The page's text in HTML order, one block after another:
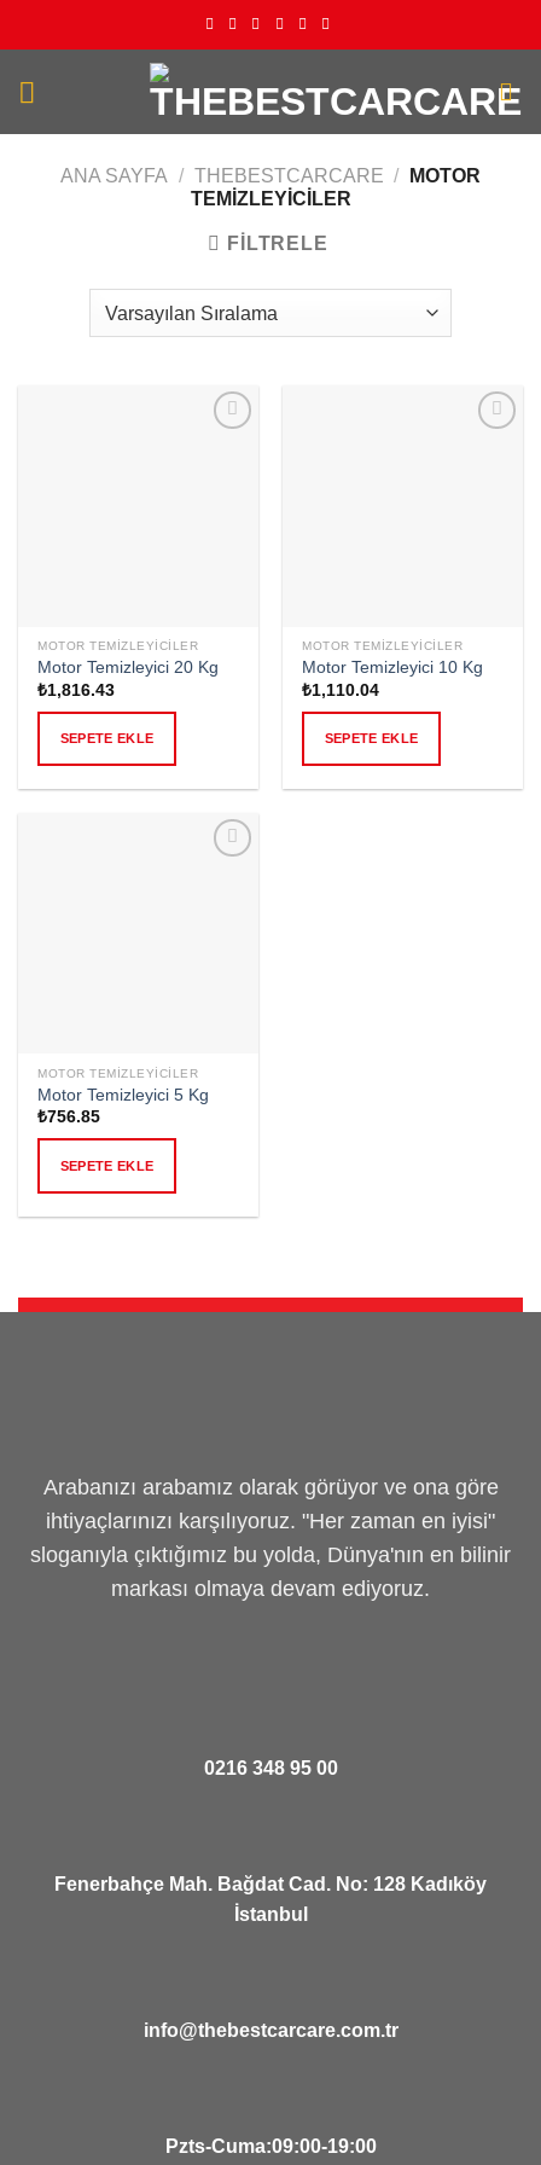
atla
ANA SAYFA / THEBESTCARCARE /
MOTOR
TEMIZLEYICILER
FILTRELE
MOTOR TEMIZLEYICILER
Motor Temizleyici 20 Kg
₺1,816.43
SEPETE EKLE
MOTOR TEMIZLEYICILER
Motor Temizleyici 10 Kg
₺1,110.04
SEPETE EKLE
MOTOR TEMIZLEYICILER
Motor Temizleyici 5 Kg
₺756.85
SEPETE EKLE
Arabanızı arabamız olarak görüyor ve ona göre
ihtiyaçlarınızı karşılıyoruz. "Her zaman en iyisi"
sloganıyla çıktığımız bu yolda, Dünya'nın en bilinir
markası olmaya devam ediyoruz.
0216 348 95 00
Fenerbahçe Mah. Bağdat Cad. No: 128 Kadıköy
İstanbul
info@thebestcarcare.com.tr
Pzts-Cuma:09:00-19:00